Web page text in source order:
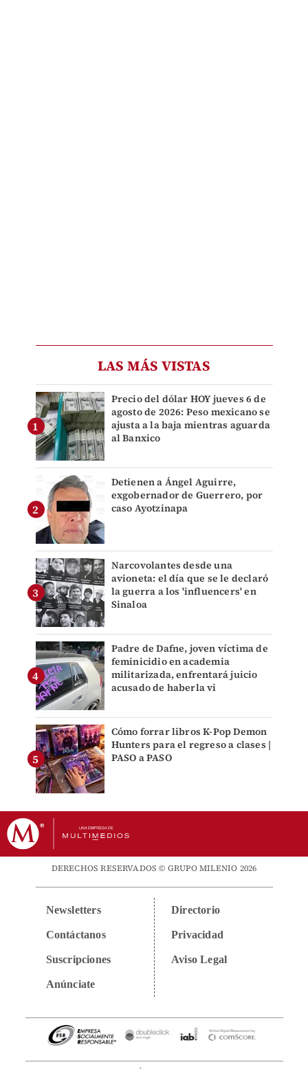
LAS MÁS VISTAS
Precio del dólar HOY jueves 6 de
agosto de 2026: Peso mexicano se
ajusta a la baja mientras aguarda
al Banxico
Detienen a Ángel Aguirre,
exgobernador de Guerrero, por
caso Ayotzinapa
Narcovolantes desde una
avioneta: el día que se le declaró
la guerra a los 'influencers' en
Sinaloa
Padre de Dafne, joven víctima de
feminicidio en academia
militarizada, enfrentará juicio
acusado de haberla vi
Cómo forrar libros K-Pop Demon
Hunters para el regreso a clases |
PASO a PASO
DERECHOS RESERVADOS © GRUPO MILENIO 2026
Newsletters
Contáctanos
Suscripciones
Anúnciate
Directorio
Privacidad
Aviso Legal